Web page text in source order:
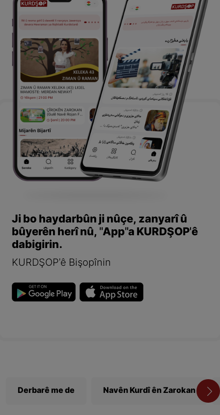
Ji bo haydarbûn ji nûçe, zanyarî û
bûyerên herî nû, "App"a KURDŞOP'ê
dabigirin.
KURDŞOP'ê Bişopînin
Derbarê me de Navên Kurdî ên Zarokan